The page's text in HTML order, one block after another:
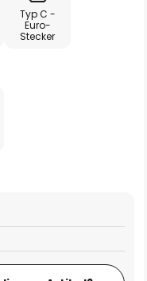
Typ C -
Euro-
Stecker